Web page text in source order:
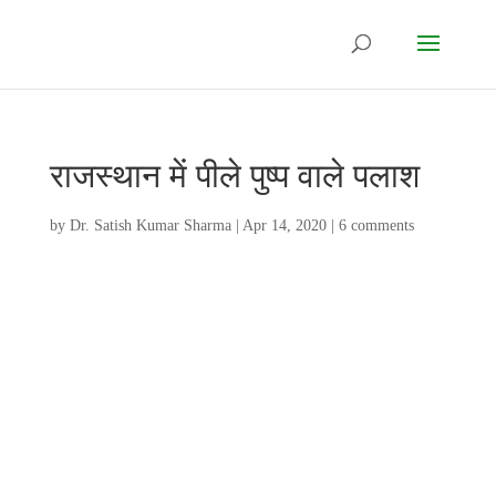
राजस्थान में पीले पुष्प वाले पलाश
by Dr. Satish Kumar Sharma| Apr 14, 2020| 6 comments